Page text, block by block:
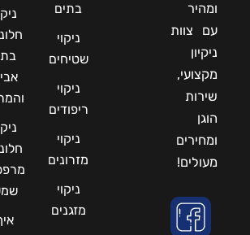
ומהיר
עם צוות
ניקיון
מקצועי,
שירות
הוגן
ומחירים
מעולים!
בתים
ניקוי
שטיחים
ניקוי
ריפודים
ניקוי
מזרונים
ניקוי
מזגנים